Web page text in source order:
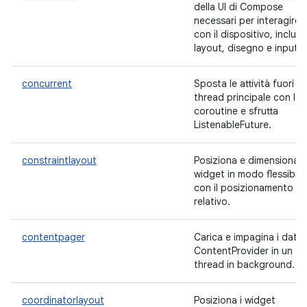
della UI di Compose
necessari per interagire
con il dispositivo, inclusi
layout, disegno e input.
concurrent
Sposta le attività fuori
thread principale con le
coroutine e sfrutta
ListenableFuture.
constraintlayout
Posiziona e dimensiona i
widget in modo flessibile
con il posizionamento
relativo.
contentpager
Carica e impagina i dati
ContentProvider in un
thread in background.
coordinatorlayout
Posiziona i widget